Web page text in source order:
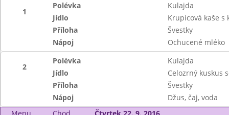
1
Polévka
Kulajda
Jídlo
Krupicová kaše s
Příloha
Švestky
Nápoj
Ochucené mléko
2
Polévka
Kulajda
Jídlo
Celozrný kuskus
Příloha
Švestky
Nápoj
Džus, čaj, voda